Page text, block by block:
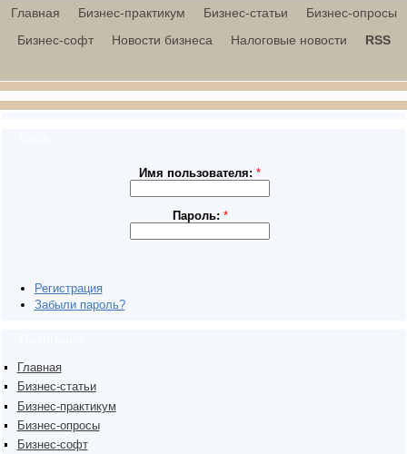
Главная Бизнес-практикум Бизнес-статьи
Бизнес-опросы
Бизнес-софт
Новости бизнеса Налоговые новости RSS
Имя пользователя:*
Пароль: *
Регистрация
Забыли пароль?
Главная
Бизнес-статьи
Бизнес-практикум
Бизнес-опросы
Бизнес-софт